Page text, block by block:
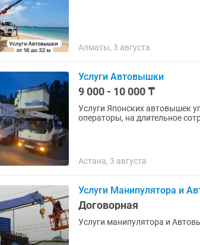
Алматы, 3 августа
Услуги Автовышки
9 000 - 10 000 ₸
Услуги Японских автовышек
операторы, на длительное
Астана, 3 августа
Услуги Манипулятора и
Договорная
Услуги манипулятора и